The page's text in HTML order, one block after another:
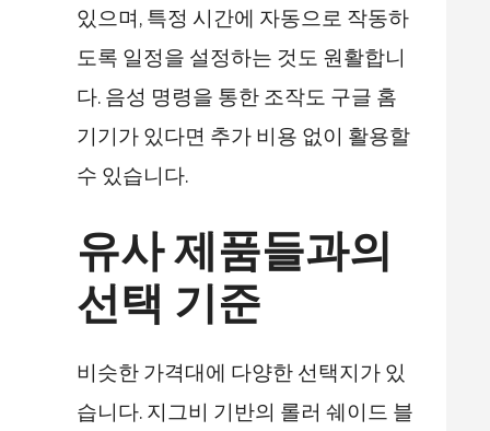
있으며, 특정 시간에 자동으로 작동하
도록 일정을 설정하는 것도 원활합니
다. 음성 명령을 통한 조작도 구글 홈
기기가 있다면 추가 비용 없이 활용할
수 있습니다.
유사 제품들과의
선택 기준
비슷한 가격대에 다양한 선택지가 있
습니다. 지그비 기반의 롤러 쉐이드 블